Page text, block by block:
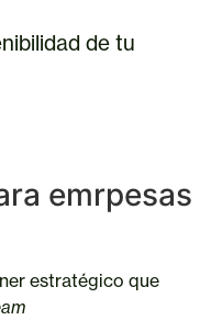
de tu
emrpesas
estratégico que